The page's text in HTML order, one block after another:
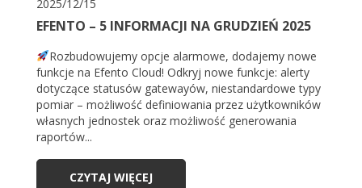
2025/12/15
EFENTO – 5 INFORMACJI NA GRUDZIEŃ 2025
Rozbudowujemy opcje alarmowe, dodajemy nowe
funkcje na Efento Cloud! Odkryj nowe funkcje: alerty
dotyczące statusów gatewayów, niestandardowe typy
pomiar – możliwość definiowania przez użytkowników
własnych jednostek oraz możliwość generowania
raportów...
CZYTAJ WIĘCEJ